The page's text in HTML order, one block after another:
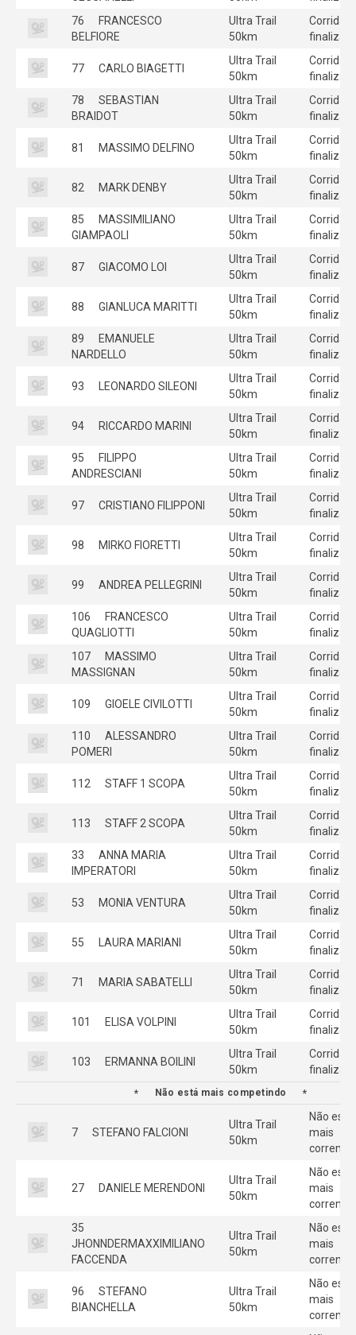
76
FRANCESCO
BELFIORE
Ultra Trail
50km
Corrida
77 CARLO BIAGETTI
Ultra Trail
50km
Corrida
78
SEBASTIAN
BRAIDOT
Ultra Trail
50km
Corrida
81 MASSIMO DELFINO
Ultra Trail
50km
Corrida
82 MARK DENBY
Ultra Trail
50km
Corrida
85
MASSIMILIANO
GIAMPAOLI
Ultra Trail
50km
Corrida
87 GIACOMO LOI
Ultra Trail
50km
Corrida
88 GIANLUCA MARITTI
Ultra Trail
50km
Corrida
89
EMANUELE
NARDELLO
Ultra Trail
50km
Corrida
93 LEONARDO SILEONI
Ultra Trail
50km
Corrida
94 RICCARDO MARINI
Ultra Trail
50km
Corrida
95
FILIPPO
ANDRESCIANI
Ultra Trail
50km
Corrida
97 CRISTIANO FILIPPONI
Ultra Trail
50km
Corrida
98 MIRKO FIORETTI
Ultra Trail
50km
Corrida
99 ANDREA PELLEGRINI
Ultra Trail
50km
Corrida
106
FRANCESCO
QUAGLIOTTI
Ultra Trail
50km
Corrida
107
MASSIMO
MASSIGNAN
Ultra Trail
50km
Corrida
109 GIOELE CIVILOTTI
Ultra Trail
50km
Corrida
110
ALESSANDRO
POMERI
Ultra Trail
50km
Corrida
112 STAFF 1 SCOPA
Ultra Trail
50km
Corrida
113 STAFF 2 SCOPA
Ultra Trail
50km
Corrida
33
ANNA MARIA
IMPERATORI
Ultra Trail
50km
Corrida
53 MONIA VENTURA
Ultra Trail
50km
Corrida
55 LAURA MARIANI
Ultra Trail
50km
Corrida
71 MARIA SABATELLI
Ultra Trail
50km
Corrida
101 ELISA VOLPINI
Ultra Trail
50km
Corrida
103 ERMANNA BOILINI
Ultra Trail
50km
Corrida
Não está mais competindo
7 STEFANO FALCIONI
Ultra Trail
50km
Não está
mais
correndo
27 DANIELE MERENDONI
Ultra Trail
50km
Não está
mais
correndo
35
JHONNDERMAXXIMILIANO
FACCENDA
Ultra Trail
50km
Não está
mais
correndo
96
STEFANO
BIANCHELLA
Ultra Trail
50km
Não está
mais
correndo